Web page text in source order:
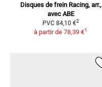
Disques de frein Racing, arr.,
avec ABE
PVC 84,10 €2
à partir de 78,39 €1